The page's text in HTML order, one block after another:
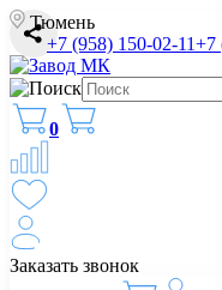
Тюмень
+7 (958) 150-02-11+7
0
Заказать звонок